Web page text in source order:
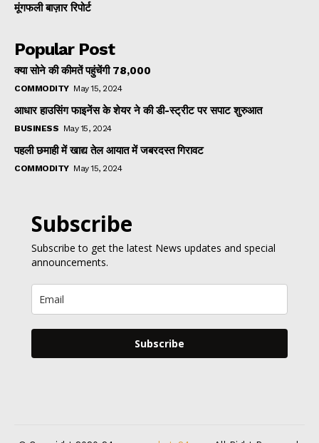
मूंगफली बाज़ार रिपोर्ट
Popular Post
क्या सोने की कीमतें पहुंचेंगी ₹78,000
COMMODITY May 15, 2024
आधार हाउसिंग फाइनेंस के शेयर ने की डी-स्ट्रीट पर सपाट शुरुआत
BUSINESS May 15, 2024
पहली छमाही में खाद्य तेल आयात में जबरदस्त गिरावट
COMMODITY May 15, 2024
Subscribe
Subscribe to get the latest News updates and special
announcements.
Subscribe